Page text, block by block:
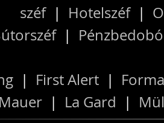
széf| Hotelszéf|
|
| First Alert |
Mauer | La Gard |